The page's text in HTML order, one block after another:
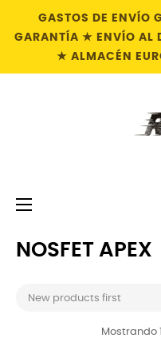
GASTOS DE ENVÍO
GARANTÍA ★ ENVÍO AL
★ ALMACÉN
Navegación
☰
NOSFET APEX
New products first
Mostrando